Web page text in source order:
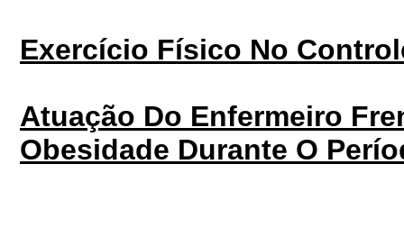
Exercício Físico No
Atuação Do Enfermeiro
Obesidade Durante O